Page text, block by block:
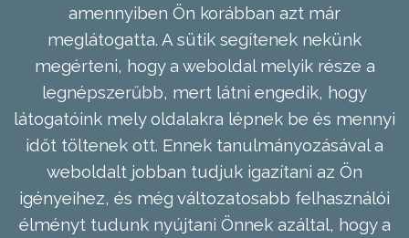
amennyiben Ön korábban azt már
meglátogatta. A sütik segítenek nekünk
megérteni, hogy a weboldal melyik része a
legnépszerűbb, mert látni engedik, hogy
látogatóink mely oldalakra lépnek be és mennyi
időt töltenek ott. Ennek tanulmányozásával a
weboldalt jobban tudjuk igazítani az Ön
igényeihez, és még változatosabb felhasználói
élményt tudunk nyújtani Önnek azáltal, hogy a